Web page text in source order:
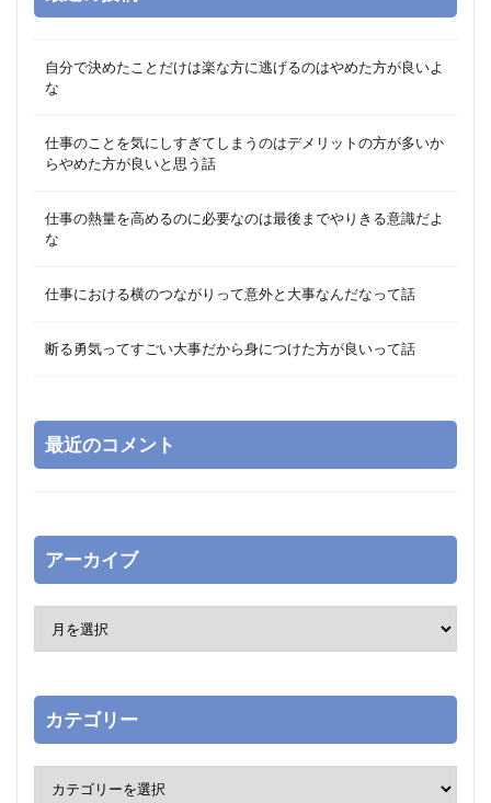
自分で決めたことだけは楽な方に逃げるのはやめた方が良いよ
な
仕事のことを気にしすぎてしまうのはデメリットの方が多いか
らやめた方が良いと思う話
仕事の熱量を高めるのに必要なのは最後までやりきる意識だよ
な
仕事における横のつながりって意外と大事なんだなって話
断る勇気ってすごい大事だから身につけた方が良いって話
最近のコメント
アーカイブ
カテゴリー